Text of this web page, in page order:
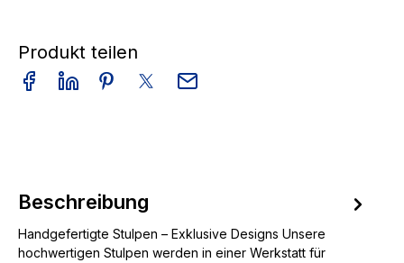
Produkt teilen
Beschreibung
Handgefertigte Stulpen – Exklusive Designs Unsere
hochwertigen Stulpen werden in einer Werkstatt für